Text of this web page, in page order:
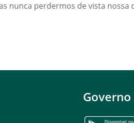
nunca perdermos de vista nossa